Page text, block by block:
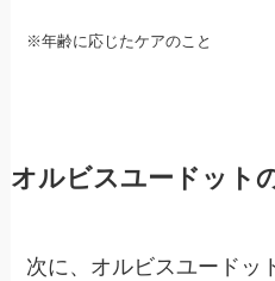
※年齢に応じたケアのこと
オルビスユードット
次に、オルビスユードッ